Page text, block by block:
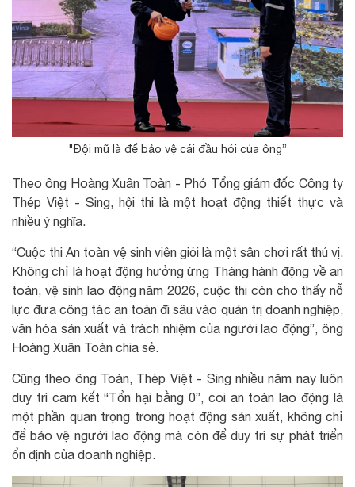
"Đội mũ là để bảo vệ cái đầu hói của ông”
Theo ông Hoàng Xuân Toàn - Phó Tổng giám đốc Công ty
Thép Việt - Sing, hội thi là một hoạt động thiết thực và
nhiều ý nghĩa.
“Cuộc thi An toàn vệ sinh viên giỏi là một sân chơi rất thú vị.
Không chỉ là hoạt động hưởng ứng Tháng hành động về an
toàn, vệ sinh lao động năm 2026, cuộc thi còn cho thấy nỗ
lực đưa công tác an toàn đi sâu vào quản trị doanh nghiệp,
văn hóa sản xuất và trách nhiệm của người lao động”, ông
Hoàng Xuân Toàn chia sẻ.
Cũng theo ông Toàn, Thép Việt - Sing nhiều năm nay luôn
duy trì cam kết “Tổn hại bằng 0”, coi an toàn lao động là
một phần quan trọng trong hoạt động sản xuất, không chỉ
để bảo vệ người lao động mà còn để duy trì sự phát triển
ổn định của doanh nghiệp.